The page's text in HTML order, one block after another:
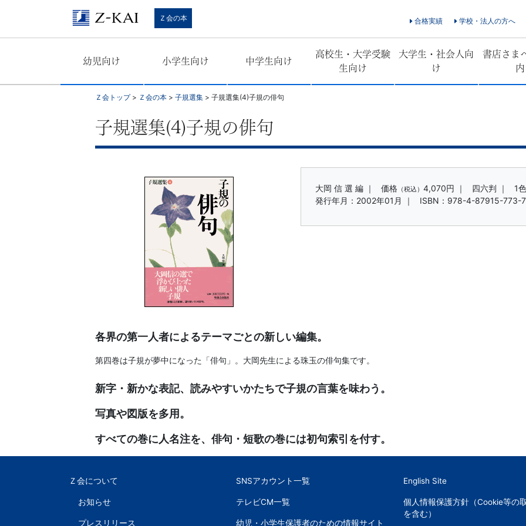
習
け
Ｚ会の本 合格実績 学校・法人の方へ
幼児向け 小学生向け 中学生向け
高校生・大学受験
生向け
大学生・社会人向
け
書店さま
内
Ｚ会トップ> Ｚ会の本 > 子規選集 > 子規選集(4)子規の俳句
子規選集(4)子規の俳句
大岡 信 選 編 ｜ 価格 （税込） 4,070円 ｜ 四六判 ｜
1
発行年月：2002年01月 ｜
ISBN：978-4-87915-773-7
各界の第一人者によるテーマごとの新しい編集。
第四巻は子規が夢中になった「俳句」。大岡先生による珠玉の俳句集です。
新字・新かな表記、読みやすいかたちで子規の言葉を味わう。
写真や図版を多用。
すべての巻に人名注を、俳句・短歌の巻には初句索引を付す。
Ｚ会について
お知らせ
プレスリリース
SNSアカウント一覧
テレビCM一覧
幼児・小学生保護者のための情報サイト
English Site
個人情報保護方針（Cookie等の
を含む）